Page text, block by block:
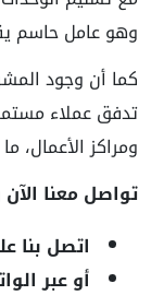
وهو عامل حاسم
تدفق عملاء
ومراكز الأعمال،
تواصل معنا
اتصل بنا
أو عبر